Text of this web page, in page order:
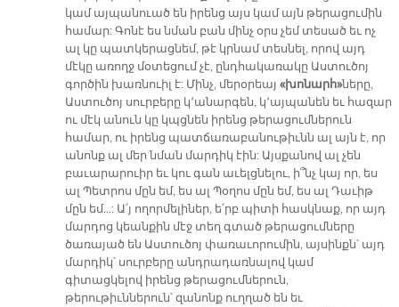
կամ այպանուած են իրենց այս կամ այն թերացումին
համար: Գոնէ ես նման բան մինչ օրս չեմ տեսած եւ ոչ
ալ կը պատկերացնեմ, թէ կրնամ տեսնել, որով այդ
մէկը առողջ մօտեցում չէ, ընդհակառակը Աստուծոյ
գործին խառնուիլ է: Մինչ, մերօրեայ «խոնարհ»ները,
Աստուծոյ սուրբերը կ՚անարգեն, կ՚այպանեն եւ հազար
ու մէկ անուն կը կպցնեն իրենց թերացումներուն
համար, ու իրենց պատճառաբանութիւնն ալ այն է, որ
անոնք ալ մեր նման մարդիկ էին: Այսքանով ալ չեն
բաւարարուիր եւ կու գան աւելցնելու, ի՞նչ կայ որ, ես
ալ Պետրոս մըն եմ, ես ալ Պօղոս մըն եմ, ես ալ Դաւիթ
մըն եմ...: Ա՛յ ողորմելիներ, ե՛րբ պիտի հասկնաք, որ այդ
մարդոց կեանքին մէջ տեղ գտած թերացումները
ծառայած են Աստուծոյ փառաւորումին, այսինքն՝ այդ
մարդիկ՝ սուրբերը անդրադառնալով կամ
գիտացկելով իրենց թերացումներուն,
թերութիւններուն՝ զանոնք ուղղած են եւ